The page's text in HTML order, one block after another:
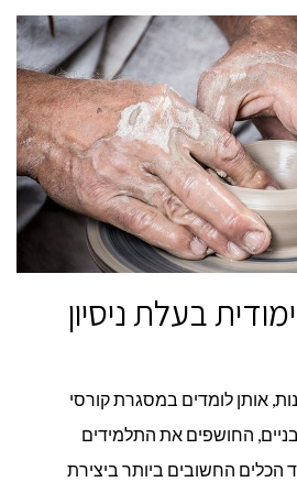
בעלת ניסיון
אותן לומדים במסגרת קורסי
החושפים את התלמידים
החשובים ביותר ביצירת